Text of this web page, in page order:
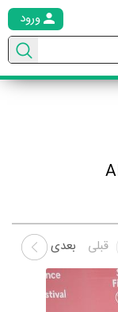
ورود
بعدی قبلی